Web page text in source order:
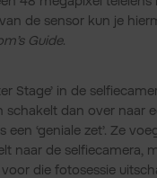
de sensor kun je
Guide.
Stage’ in de
dan over naar
‘geniale zet’. Ze
naar de selfiecamera,
die fotosessie